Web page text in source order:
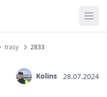
trasy 2833
Kolins 28.07.2024